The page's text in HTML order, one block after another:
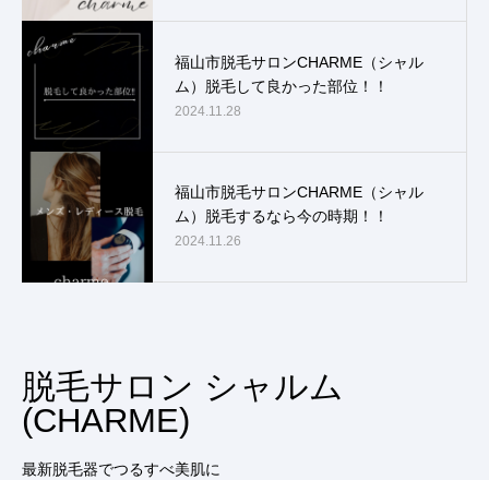
福山市脱毛サロンCHARME（シャル
ム）脱毛して良かった部位！！
2024.11.28
福山市脱毛サロンCHARME（シャル
ム）脱毛するなら今の時期！！
2024.11.26
脱毛サロン シャルム
(CHARME)
最新脱毛器でつるすべ美肌に